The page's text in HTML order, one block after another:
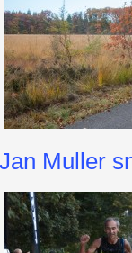
Jan Muller